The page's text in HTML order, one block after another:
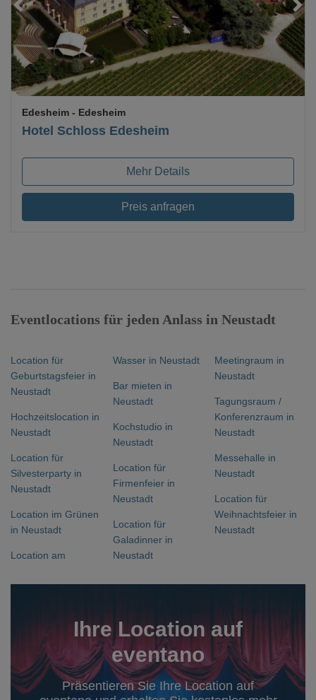
Hotel Schloss Edesheim
Edesheim - Edesheim
Mehr Details
Preis anfragen
Eventlocations für jeden Anlass in Neustadt
Location für
Geburtstagsfeier in
Neustadt
Hochzeitslocation in
Neustadt
Location für
Silvesterparty in
Neustadt
Location im Grünen
in Neustadt
Location am
Wasser in Neustadt
Bar mieten in
Neustadt
Kochstudio in
Neustadt
Location für
Firmenfeier in
Neustadt
Location für
Galadinner in
Neustadt
Meetingraum in
Neustadt
Tagungsraum /
Konferenzraum in
Neustadt
Messehalle in
Neustadt
Location für
Weihnachtsfeier in
Neustadt
Ihre Location auf
eventano
Präsentieren Sie Ihre Location auf